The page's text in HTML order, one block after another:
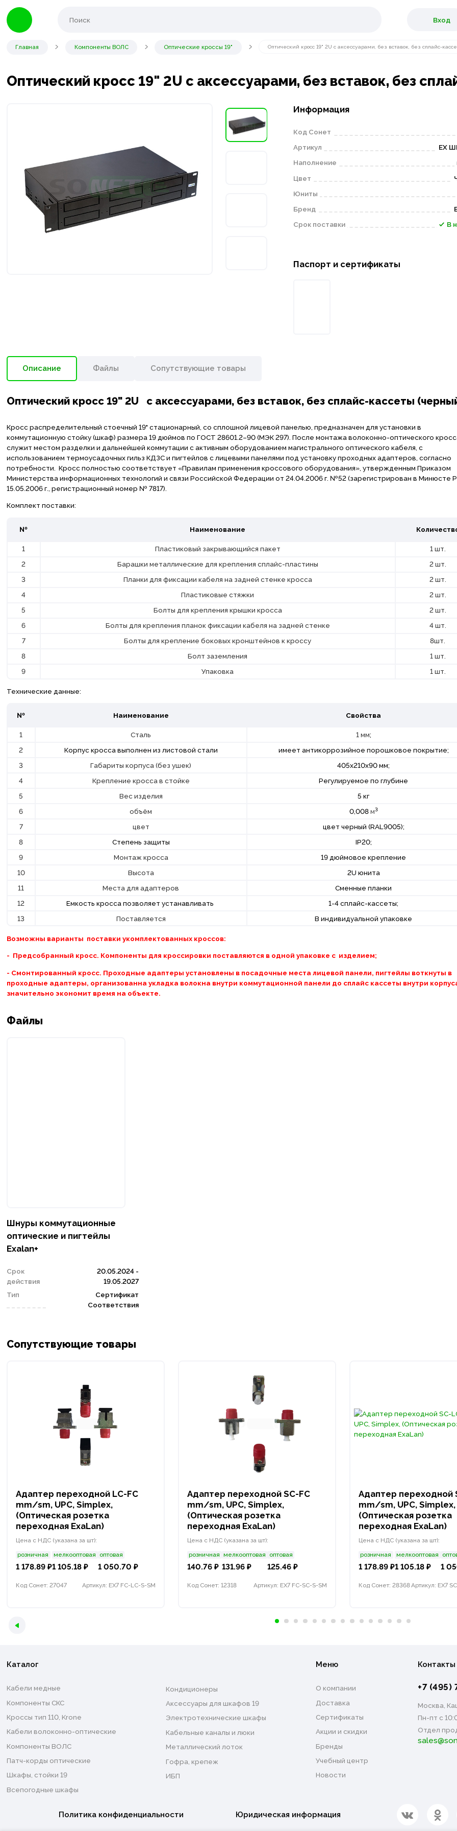
Вход
Главная Компоненты ВОЛС Оптические кроссы 19" Оптический кросс 19" 2U с аксессуарами, без вставок, без сплайс-
Оптический кросс 19" 2U с аксессуарами, без вставок, без
Информация
Код Сонет
Артикул
EX
Наполнение
Цвет
Юниты
Бренд
Срок поставки
В
Паспорт и сертификаты
Описание Файлы Сопутствующие товары
Оптический кросс 19" 2U с аксессуарами, без вставок, без сплайс-кассеты
Кросс распределительный стоечный 19" стационарный, со сплошной лицевой панелью, предназначен для установки в
коммутационную стойку (шкаф) размера 19 дюймов по ГОСТ 28601.2–90 (МЭК 297). После монтажа волоконно-оптического
служит местом разделки и дальнейшей коммутации с активным оборудованием магистрального оптического кабеля, с
использованием термоусадочных гильз КДЗС и пигтейлов с лицевыми панелями под установку проходных адаптеров, согласно
потребности. Кросс полностью соответствует «Правилам применения кроссового оборудования», утвержденным Приказом
Министерства информационных технологий и связи Российской Федерации от 24.04.2006 г. №52 (зарегистрирован в Минюсте
15.05.2006 г., регистрационный номер № 7817).
Комплект поставки:
№ Наименование
1 Пластиковый закрывающийся пакет
1 шт.
2
Барашки металлические для крепления сплайс-пластины
2 шт.
3
Планки для фиксации кабеля на задней стенке кросса
2 шт.
4
Пластиковые стяжки
2 шт.
5
Болты для крепления крышки кросса
2 шт.
6
Болты для крепления планок фиксации кабеля на задней стенке
4 шт.
7
Болты для крепление боковых кронштейнов к кроссу
8шт.
8
Болт заземления
1 шт.
9
Упаковка 1 шт.
Технические данные:
№ Наименование Свойства
1 Сталь 1 мм;
2
Корпус кросса выполнен из листовой стали
имеет антикоррозийное порошковое покрытие;
3
Габариты корпуса (без ушек)
405х210х90 мм;
4
Крепление кросса в стойке
Регулируемое по глубине
5
Вес изделия
5 кг
6
объём 0,008м3
7 цвет
цвет черный (RAL9005);
8
Степень защиты
IP20;
9
Монтаж кросса
19 дюймовое крепление
10
Высота
2U юнита
11
Места для адаптеров
Сменные планки
12
Емкость кросса позволяет устанавливать
1-4 сплайс-кассеты;
13
Поставляется В индивидуальной упаковке
Возможны варианты поставки укомплектованных кроссов:
- Предсобранный кросс. Компоненты для кроссировки поставляются в одной упаковке с изделием;
- Смонтированный кросс. Проходные адаптеры установлены в посадочные места лицевой панели, пигтейлы воткнуты в
проходные адаптеры, организованна укладка волокна внутри коммутационной панели до сплайс кассеты внутри
значительно экономит время на объекте.
Файлы
Шнуры коммутационные
оптические и пигтейлы
Exalan+
Срок
действия
20.05.2024 -
19.05.2027
Тип
Сертификат
Соответствия
Сопутствующие товары
Адаптер переходной LC-FC
mm/sm, UPC, Simplex,
(Оптическая розетка
переходная ExaLan)
Цена с НДС (указана за шт):
розничная
1 178.89 ₽
мелкооптовая
1 105.18 ₽
оптовая
1 050.70 ₽
Код Сонет: 27047 Артикул: EX7 FC-LC-S-SM
Адаптер переходной SC-FC
mm/sm, UPC, Simplex,
(Оптическая розетка
переходная ExaLan)
Цена с НДС (указана за шт):
розничная
140.76 ₽
мелкооптовая
131.96 ₽
оптовая
125.46 ₽
Код Сонет: 12318 Артикул: EX7 FC-SC-S-SM
Адаптер переходной
mm/sm, UPC, Simplex,
(Оптическая розетка
переходная ExaLan)
Цена с НДС (указана за шт):
розничная
1 178.89 ₽
мелкооптовая
1 105.18 ₽ 1
Код Сонет: 28368Артикул: EX7
Каталог
Кабели медные
Компоненты СКС
Кроссы тип 110, Krone
Кабели волоконно-оптические
Компоненты ВОЛС
Патч-корды оптические
Шкафы, стойки 19
Всепогодные шкафы
Кондиционеры
Аксессуары для шкафов 19
Электротехнические шкафы
Кабельные каналы и люки
Металлический лоток
Гофра, крепеж
ИБП
Меню
О компании
Доставка
Сертификаты
Акции и скидки
Бренды
Учебный центр
Новости
Контакты
+7 (495)
Москва,
Пн-пт с
Отдел
Политика конфиденциальности Юридическая информация